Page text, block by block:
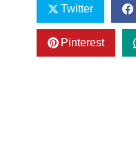
Twitter
Pinterest